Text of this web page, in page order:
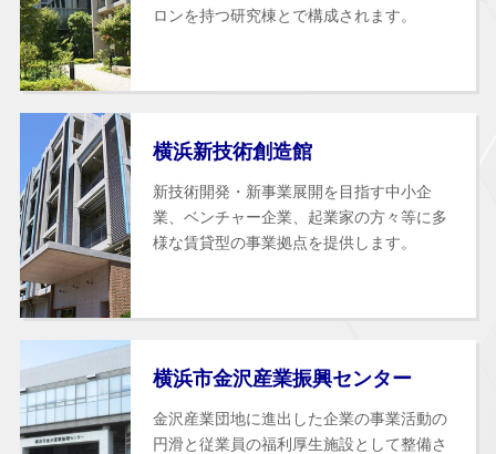
ロンを持つ研究棟とで構成されます。
横浜新技術創造館
新技術開発・新事業展開を目指す中小企
業、ベンチャー企業、起業家の方々等に多
様な賃貸型の事業拠点を提供します。
横浜市金沢産業振興センター
金沢産業団地に進出した企業の事業活動の
円滑と従業員の福利厚生施設として整備さ